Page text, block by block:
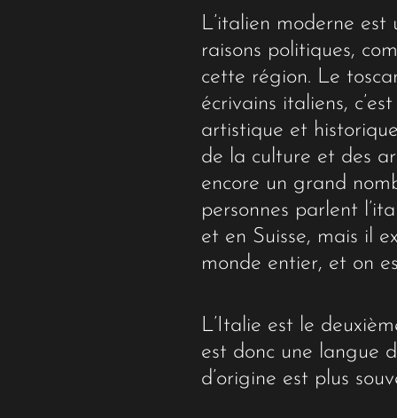
L’italien moderne est
raisons politiques,
cette région. Le
écrivains italiens,
artistique et
de la culture et des
encore un grand
personnes parlent
et en Suisse, mais il
monde entier, et on
L’Italie est le
est donc une langue
d’origine est plus